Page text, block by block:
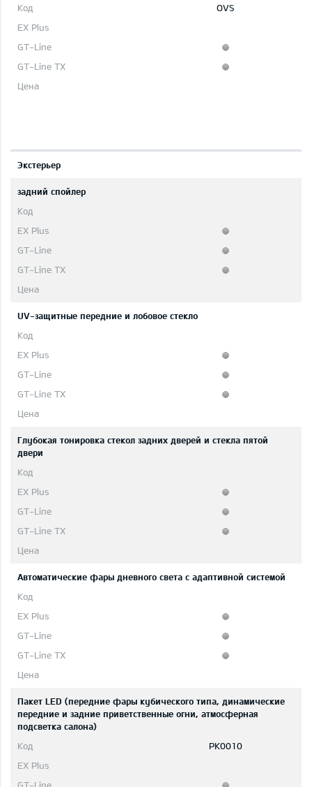
OVS
Экстерьер
задний спойлер
UV-защитные передние и лобовое стекло
Глубокая тонировка стекол задних дверей и стекла пятой
двери
Автоматические фары дневного света с адаптивной системой
Пакет LED (передние фары кубического типа, динамические
передние и задние приветственные огни, атмосферная
подсветка салона)
PK0010